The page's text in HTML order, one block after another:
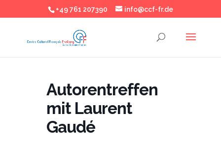
+49 761 207390 info@ccf-fr.de
Autorentreffen
mit Laurent
Gaudé